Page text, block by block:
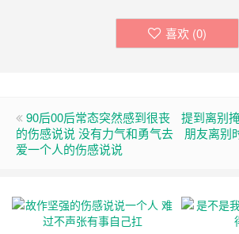
喜欢 (0)
90后00后常态突然感到很丧
的伤感说说 没有力气和勇气去
爱一个人的伤感说说
提到离别
朋友离别